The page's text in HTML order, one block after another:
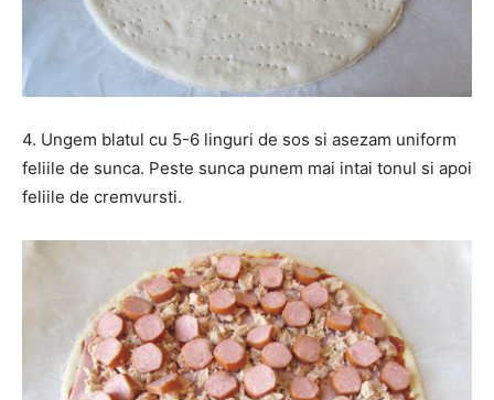
4. Ungem blatul cu 5-6 linguri de sos si asezam uniform
feliile de sunca. Peste sunca punem mai intai tonul si apoi
feliile de cremvursti.